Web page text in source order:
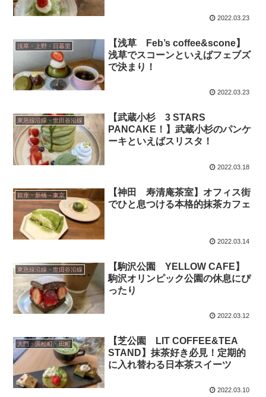
2022.03.23
浅草・上野・日暮里
【浅草 Feb’s coffee&scone】
浅草でスコーンといえばフェブズ
で決まり！
2022.03.23
東急線沿線・世田谷沿線
【武蔵小杉 3 STARS
PANCAKE！】武蔵小杉のパンケ
ーキといえばスリスタ！
2022.03.18
銀座・新橋・東京
【神田 寿清庵茶室】オフィス街
でひと息つける本格的抹茶カフェ
2022.03.14
東急線沿線・世田谷沿線
【駒沢公園 YELLOW CAFE】
駒沢オリンピック公園の休息にぴ
ったり
2022.03.12
大門・浜松町・田町
【芝公園 LIT COFFEE&TEA
STAND】抹茶好き必見！定期的
に入れ替わる日本茶スイーツ
2022.03.10